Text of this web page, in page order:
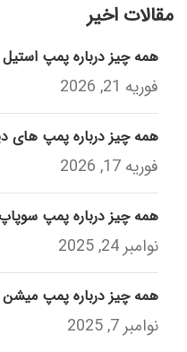
مقالات اخیر
همه چیز درباره پمپ
فوریه 21, 2026
همه چیز درباره پمپ های
فوریه 17, 2026
همه چیز درباره پمپ
نوامبر 24, 2025
همه چیز درباره پمپ
نوامبر 7, 2025